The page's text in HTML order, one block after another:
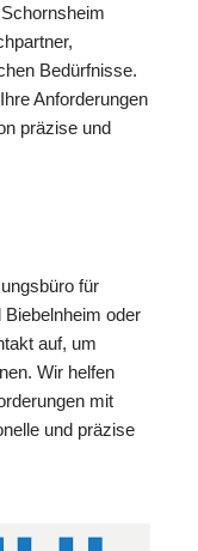
Bedürfnisse.
Anforderungen
präzise und
für
oder
auf, um
Wir helfen
mit
und präzise